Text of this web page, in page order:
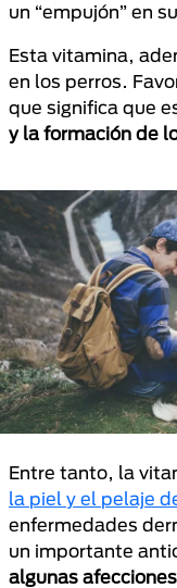
un “empujón” en
Esta vitamina,
en los perros.
que significa que
y la formación de
Entre tanto, la
la piel y el pelaje
enfermedades
un importante
algunas